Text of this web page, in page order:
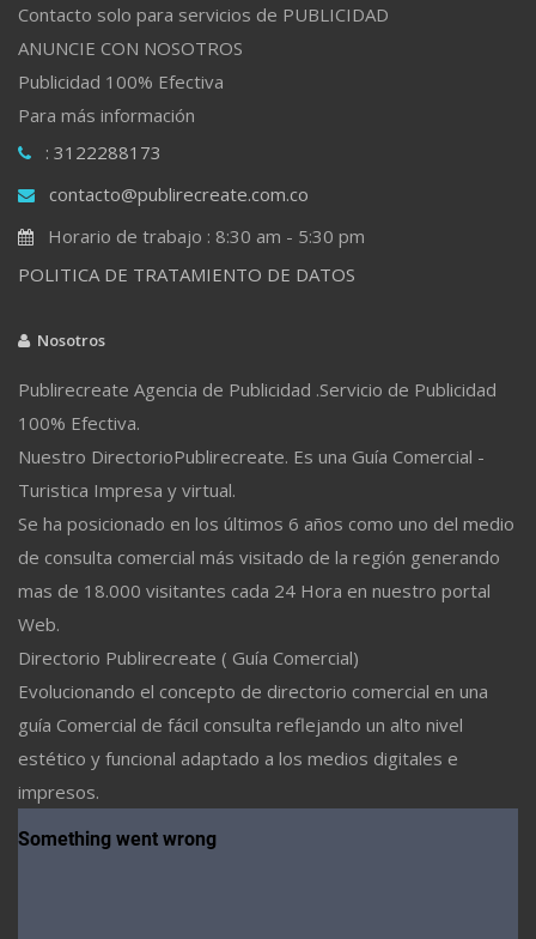
Contacto solo para servicios de PUBLICIDAD
ANUNCIE CON NOSOTROS
Publicidad 100% Efectiva
Para más información
: 3122288173
contacto@publirecreate.com.co
Horario de trabajo : 8:30 am - 5:30 pm
POLITICA DE TRATAMIENTO DE DATOS
Nosotros
Publirecreate Agencia de Publicidad .Servicio de Publicidad
100% Efectiva.
Nuestro DirectorioPublirecreate. Es una Guía Comercial -
Turistica Impresa y virtual.
Se ha posicionado en los últimos 6 años como uno del medio
de consulta comercial más visitado de la región generando
mas de 18.000 visitantes cada 24 Hora en nuestro portal
Web.
Directorio Publirecreate ( Guía Comercial)
Evolucionando el concepto de directorio comercial en una
guía Comercial de fácil consulta reflejando un alto nivel
estético y funcional adaptado a los medios digitales e
impresos.